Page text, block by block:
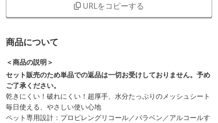
URLをコピーする
商品について
＜商品の説明＞
セット販売のため単品での返品は一切お受けしておりません。予め
ご了承ください。
乾きにくい！破れにくい！超厚手、水分たっぷりのメッシュシート
毎日使える、やさしい使い心地
ペット専用設計：プロピレングリコール／パラベン／アルコールす